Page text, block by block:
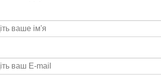
участь в розіграші авто. Кожна
посилка = 1 шанс на виграш
телефону Сторінка
акції: http://novaposhta.ua/win_bmw